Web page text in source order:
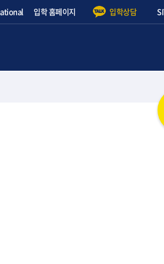
입학 홈페이지 입학상담
입학의 모든 것을
궁금한 점이 무엇